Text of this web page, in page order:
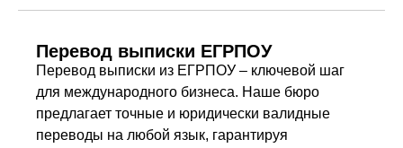
Перевод выписки ЕГРПОУ
Перевод выписки из ЕГРПОУ – ключевой шаг
для международного бизнеса. Наше бюро
предлагает точные и юридически валидные
переводы на любой язык, гарантируя